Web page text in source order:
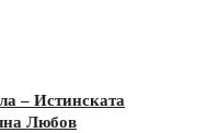
– Истинската
Любов